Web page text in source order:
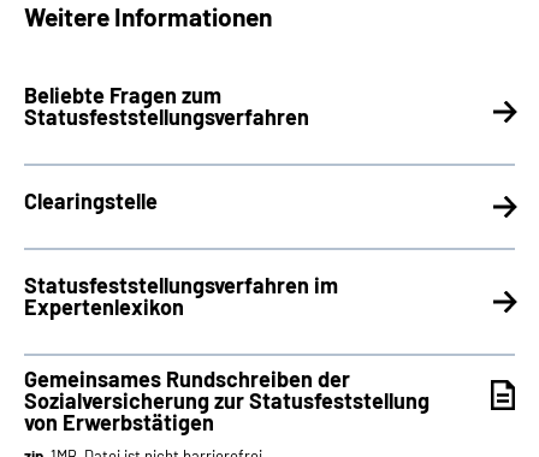
Weitere Informationen
Beliebte Fragen zum
Statusfeststellungsverfahren
Clearingstelle
Statusfeststellungsverfahren im
Expertenlexikon
Gemeinsames Rundschreiben der
Sozialversicherung zur Statusfeststellung
von Erwerbstätigen